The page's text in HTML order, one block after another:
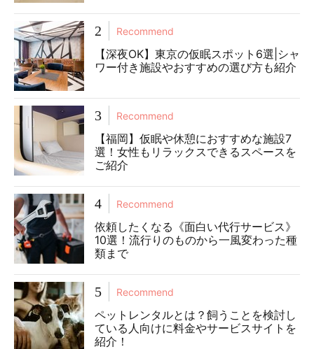
2 Recommend
【深夜OK】東京の仮眠スポット6選|シャ
ワー付き施設やおすすめの選び方も紹介
3 Recommend
【福岡】仮眠や休憩におすすめな施設7
選！女性もリラックスできるスペースを
ご紹介
4 Recommend
依頼したくなる《面白い代行サービス》
10選！流行りのものから一風変わった種
類まで
5 Recommend
ペットレンタルとは？飼うことを検討し
ている人向けに料金やサービスサイトを
紹介！